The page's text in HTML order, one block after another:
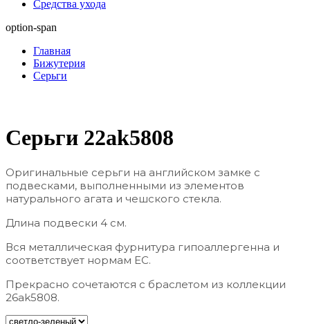
Средства ухода
option-span
Главная
Бижутерия
Серьги
Серьги 22ak5808
Оригинальные серьги на английском замке с
подвесками, выполненными из элементов
натурального агата и чешского стекла.
Длина подвески 4 см.
Вся металлическая фурнитура гипоаллергенна и
соответствует нормам ЕС.
Прекрасно сочетаются с браслетом из коллекции
26ak5808.